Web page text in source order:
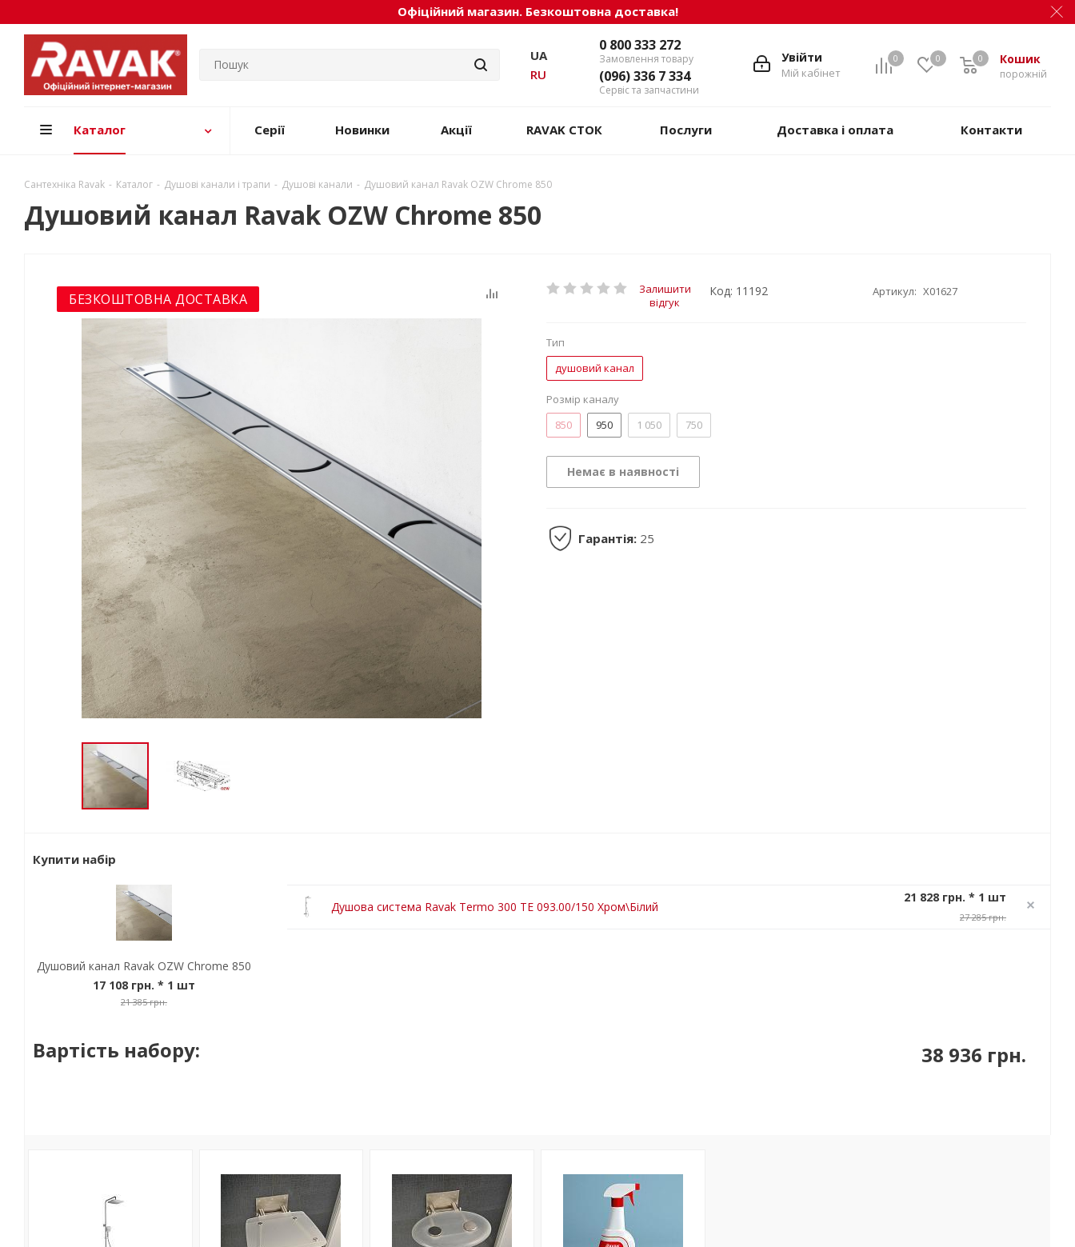
Офіційний магазин. Безкоштовна доставка!
0 0 Кошик
порожній
0
Увійти
Мій кабінет
0 800 333 272
Замовлення товару
(096) 336 7 334
Сервіс та запчастини
UA
RU
Каталог Серії Новинки Акції RAVAK СТОК Послуги Доставка і оплата Контакти
Сантехніка Ravak - Каталог - Душові канали і трапи - Душові канали - Душовий канал Ravak OZW Chrome 850
Душовий канал Ravak OZW Chrome 850
БЕЗКОШТОВНА ДОСТАВКА
Залишити
відгук
Код: 11192 Артикул: X01627
Тип
душовий канал
Розмір каналу
850
950 1 050 750
Немає в наявності
Гарантія: 25
Купити набір
Душовий канал Ravak OZW Chrome 850
17 108 грн. * 1 шт
21 385 грн.
Душова система Ravak Termo 300 TE 093.00/150 Хром\Білий
21 828 грн. * 1 шт
27 285 грн.
Вартість набору: 38 936 грн.